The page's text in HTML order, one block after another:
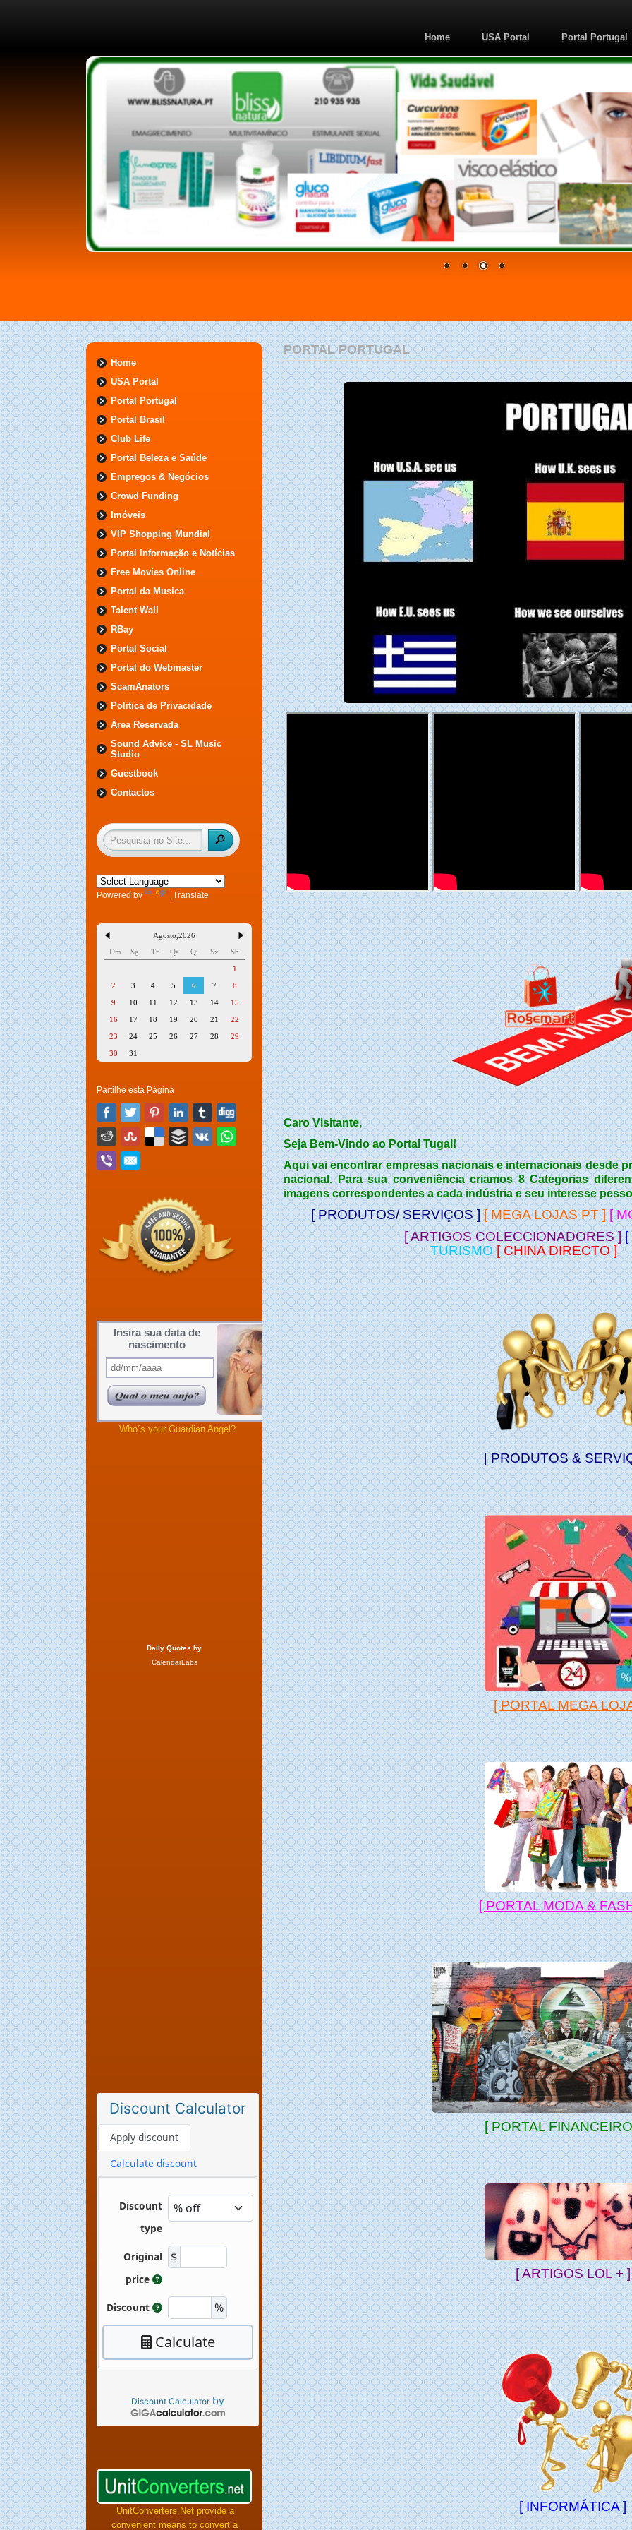
Home USA Portal Portal Portugal
Home
USA Portal
Portal Portugal
Portal Brasil
Club Life
Portal Beleza e Saúde
Empregos & Negócios
Crowd Funding
Imóveis
VIP Shopping Mundial
Portal Informação e Notícias
Free Movies Online
Portal da Musica
Talent Wall
RBay
Portal Social
Portal do Webmaster
ScamAnators
Politica de Privacidade
Área Reservada
Sound Advice - SL Music
Studio
Guestbook
Contactos
Powered by Translate
Agosto 2026
Dm
Sg Tr Qa Qi Sx
Sb
1
2
3 4 5 6 7
8
9
10 11 12 13 14
15
16
17 18 19 20 21
22
23
24 25 26 27 28
29
30
31
Partilhe esta Página
Insira sua data de
nascimento
Who´s your Guardian Angel?
Daily Quotes by
CalendarLabs
Discount Calculator
Discount Calculatorby
UnitConverters.Net provide a
convenient means to convert a
PORTAL PORTUGAL
Caro Visitante,
Seja Bem-Vindo ao Portal Tugal!
Aqui vai encontrar empresas nacionais e internacionais desde
nacional.Para sua conveniência criamos 8 Categorias
imagens correspondentes a cada indústria e seu interesse
[ PRODUTOS/ SERVIÇOS ] [ MEGA LOJAS PT ] [
[ ARTIGOS COLECCIONADORES ][
TURISMO [CHINA DIRECTO ]
[ PRODUTOS &
[ PORTAL MEGA
[ PORTAL MODA &
[ PORTAL
[ ARTIGOS LOL + ]
[ INFORMÁTICA ]